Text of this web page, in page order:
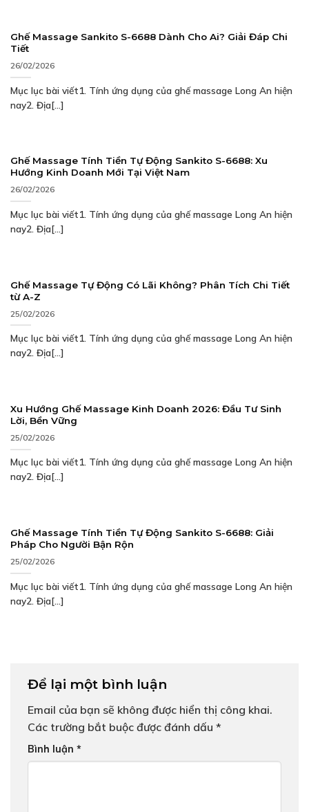
Ghế Massage Sankito S-6688 Dành Cho Ai? Giải Đáp Chi
Tiết
26/02/2026
Mục lục bài viết1. Tính ứng dụng của ghế massage Long An hiện
nay2. Địa[...]
Ghế Massage Tính Tiền Tự Động Sankito S-6688: Xu
Hướng Kinh Doanh Mới Tại Việt Nam
26/02/2026
Mục lục bài viết1. Tính ứng dụng của ghế massage Long An hiện
nay2. Địa[...]
Ghế Massage Tự Động Có Lãi Không? Phân Tích Chi Tiết
từ A-Z
25/02/2026
Mục lục bài viết1. Tính ứng dụng của ghế massage Long An hiện
nay2. Địa[...]
Xu Hướng Ghế Massage Kinh Doanh 2026: Đầu Tư Sinh
Lời, Bền Vững
25/02/2026
Mục lục bài viết1. Tính ứng dụng của ghế massage Long An hiện
nay2. Địa[...]
Ghế Massage Tính Tiền Tự Động Sankito S-6688: Giải
Pháp Cho Người Bận Rộn
25/02/2026
Mục lục bài viết1. Tính ứng dụng của ghế massage Long An hiện
nay2. Địa[...]
Để lại một bình luận
Email của bạn sẽ không được hiển thị công khai.
Các trường bắt buộc được đánh dấu *
Bình luận *